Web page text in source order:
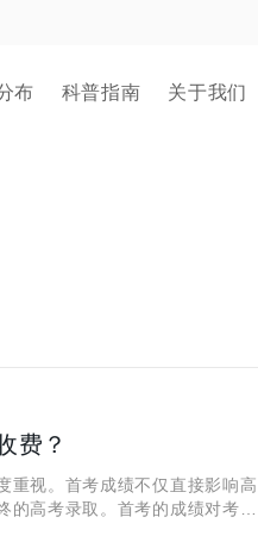
布 科普指南 关于我们
费？
重视。首考成绩不仅直接影响高
高考录取。首考的成绩对考生